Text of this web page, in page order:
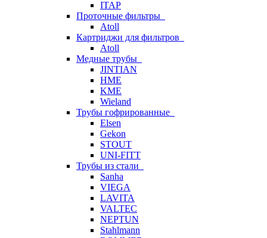
ITAP
Проточные фильтры
Atoll
Картриджи для фильтров
Atoll
Медные трубы
JINTIAN
HME
KME
Wieland
Трубы гофрированные
Elsen
Gekon
STOUT
UNI-FITT
Трубы из стали
Sanha
VIEGA
LAVITA
VALTEC
NEPTUN
Stahlmann